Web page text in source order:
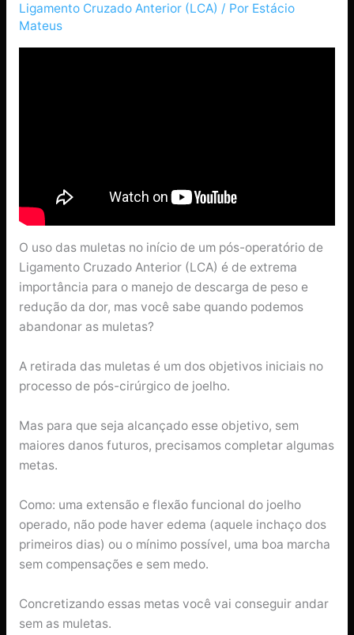
Ligamento Cruzado Anterior (LCA) / Por Estácio
Mateus
O uso das muletas no início de um pós-operatório de
Ligamento Cruzado Anterior (LCA) é de extrema
importância para o manejo de descarga de peso e
redução da dor, mas você sabe quando podemos
abandonar as muletas?
A retirada das muletas é um dos objetivos iniciais no
processo de pós-cirúrgico de joelho.
Mas para que seja alcançado esse objetivo, sem
maiores danos futuros, precisamos completar algumas
metas.
Como: uma extensão e flexão funcional do joelho
operado, não pode haver edema (aquele inchaço dos
primeiros dias) ou o mínimo possível, uma boa marcha
sem compensações e sem medo.
Concretizando essas metas você vai conseguir andar
sem as muletas.